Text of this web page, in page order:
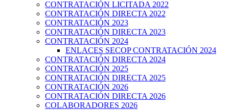
CONTRATACIÓN LICITADA 2022
CONTRATACIÓN DIRECTA 2022
CONTRATACIÓN 2023
CONTRATACIÓN DIRECTA 2023
CONTRATACIÓN 2024
ENLACES SECOP CONTRATACIÓN 2024
CONTRATACIÓN DIRECTA 2024
CONTRATACIÓN 2025
CONTRATACIÓN DIRECTA 2025
CONTRATACIÓN 2026
CONTRATACIÓN DIRECTA 2026
COLABORADORES 2026